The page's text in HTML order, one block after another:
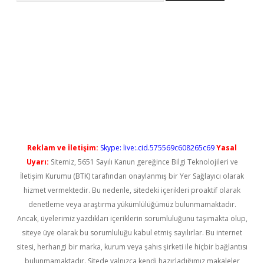
Reklam ve İletişim: Skype: live:.cid.575569c608265c69Yasal
Uyarı: Sitemiz, 5651 Sayılı Kanun gereğince Bilgi Teknolojileri ve
İletişim Kurumu (BTK) tarafından onaylanmış bir Yer Sağlayıcı olarak
hizmet vermektedir. Bu nedenle, sitedeki içerikleri proaktif olarak
denetleme veya araştırma yükümlülüğümüz bulunmamaktadır.
Ancak, üyelerimiz yazdıkları içeriklerin sorumluluğunu taşımakta olup,
siteye üye olarak bu sorumluluğu kabul etmiş sayılırlar. Bu internet
sitesi, herhangi bir marka, kurum veya şahıs şirketi ile hiçbir bağlantısı
bulunmamaktadır. Sitede yalnızca kendi hazırladığımız makaleler